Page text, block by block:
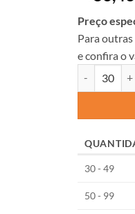
Preço
Para
e confira o
30 - 49
50 - 99